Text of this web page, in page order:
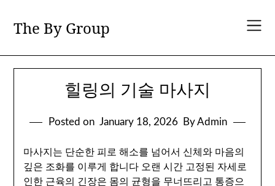
content
The By Group
힐링의 기술 마사지
Posted on January 18, 2026 By Admin
마사지는 단순한 피로 해소를 넘어서 신체와 마음의
깊은 조화를 이루게 합니다 오랜 시간 고정된 자세로
인한 근육의 긴장은 몸의 균형을 무너뜨리고 통증으